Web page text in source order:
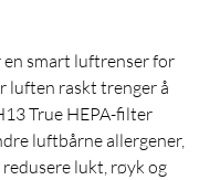
en smart luftrenser for
luften raskt trenger å
True HEPA-filter
luftbårne allergener,
lukt, røyk og